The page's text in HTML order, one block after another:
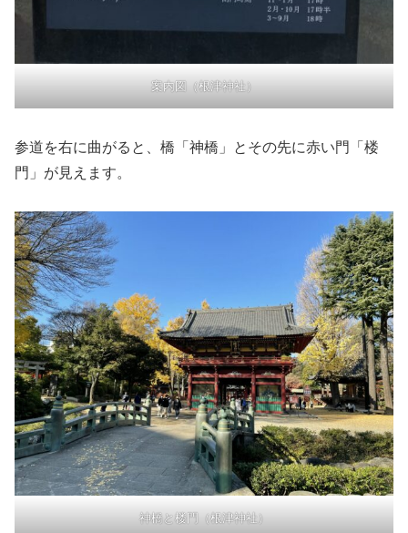
案内図（根津神社）
参道を右に曲がると、橋「神橋」とその先に赤い門「楼
門」が見えます。
神橋と楼門（根津神社）